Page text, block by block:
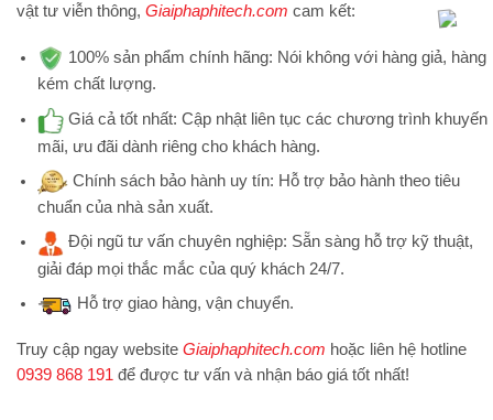
vật tư viễn thông, Giaiphaphitech.com cam kết:
100% sản phẩm chính hãng: Nói không với hàng giả, hàng
kém chất lượng.
Giá cả tốt nhất: Cập nhật liên tục các chương trình khuyến
mãi, ưu đãi dành riêng cho khách hàng.
Chính sách bảo hành uy tín: Hỗ trợ bảo hành theo tiêu
chuẩn của nhà sản xuất.
Đội ngũ tư vấn chuyên nghiệp: Sẵn sàng hỗ trợ kỹ thuật,
giải đáp mọi thắc mắc của quý khách 24/7.
Hỗ trợgiao hàng, vận chuyển.
Truy cập ngay website Giaiphaphitech.com hoặc liên hệ hotline
0939 868 191 để được tư vấn và nhận báo giá tốt nhất!